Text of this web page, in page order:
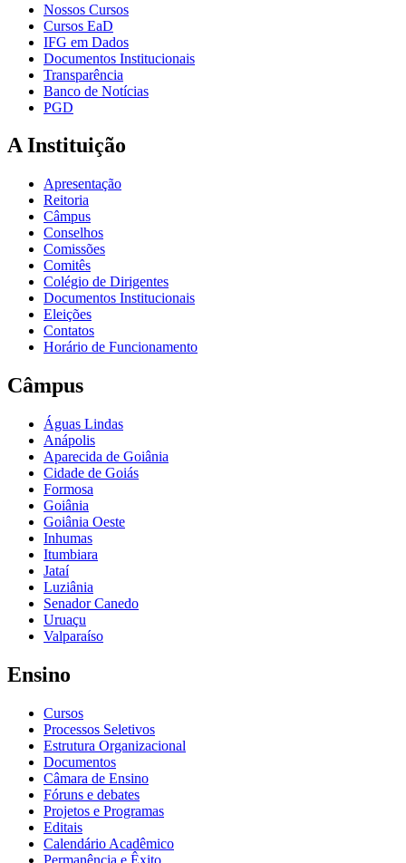
Nossos Cursos
Cursos EaD
IFG em Dados
Documentos Institucionais
Transparência
Banco de Notícias
PGD
A Instituição
Apresentação
Reitoria
Câmpus
Conselhos
Comissões
Comitês
Colégio de Dirigentes
Documentos Institucionais
Eleições
Contatos
Horário de Funcionamento
Câmpus
Águas Lindas
Anápolis
Aparecida de Goiânia
Cidade de Goiás
Formosa
Goiânia
Goiânia Oeste
Inhumas
Itumbiara
Jataí
Luziânia
Senador Canedo
Uruaçu
Valparaíso
Ensino
Cursos
Processos Seletivos
Estrutura Organizacional
Documentos
Câmara de Ensino
Fóruns e debates
Projetos e Programas
Editais
Calendário Acadêmico
Permanência e Êxito